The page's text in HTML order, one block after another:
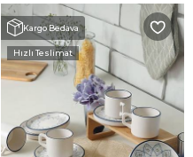
Kargo Bedava
Hızlı Teslimat